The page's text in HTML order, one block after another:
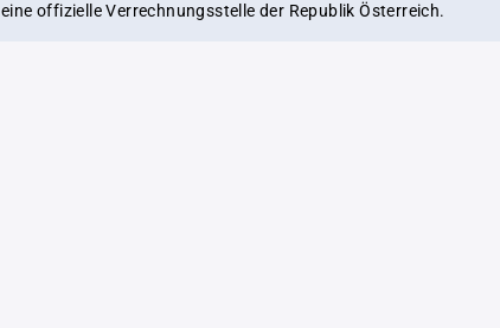
eine offizielle Verrechnungsstelle der Republik Österreich.